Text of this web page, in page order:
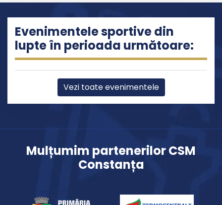
Evenimentele sportive din
lupte în perioada următoare:
Vezi toate evenimentele
Mulțumim partenerilor CSM
Constanța